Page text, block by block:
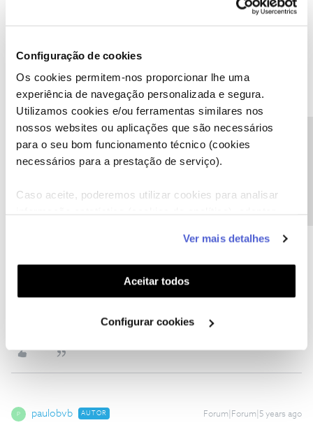
Configuração de cookies
Os cookies permitem-nos proporcionar lhe uma
experiência de navegação personalizada e segura.
Utilizamos cookies e/ou ferramentas similares nos
nossos websites ou aplicações que são necessários
para o seu bom funcionamento técnico (cookies
necessários para a prestação de serviço).
Caso aceite, poderemos utilizar cookies para analisar
funcionalidades (cookies de personalização e
funcionalidade) e adaptar anúncios aos seus interesses
(cookies de publicidade personalizada). Pode gerir a
utilização dos cookies clicando em "Configurar
Ver mais detalhes
Aceitar todos
Configurar cookies
Foi o que fiz, pedi para levantar na loja e disseram que não é
Ana P. Forum|Forum|5 years ago
Olá a todos,
, vamos responder à sua mensagem o mais breve
como "Melhor Resposta" e faça "Like" nos melhores comentários.
P paulobvb AUTOR Forum|Forum|5 years ago